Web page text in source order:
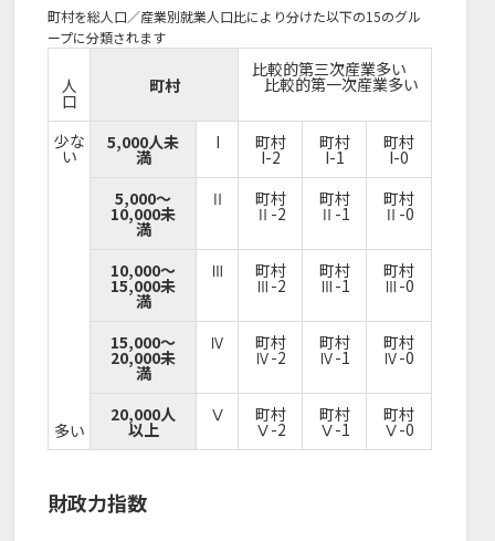
町村を総人口／産業別就業人口比により分けた以下の15のグル
ープに分類されます
人
口
町村
比較的第三次産業多い
比較的第一次産業多い
少な
い
多い
5,000人未
満
I 町村
I-2
町村
I-1
町村
I-0
5,000～
10,000未
満
Ⅱ 町村
Ⅱ-2
町村
Ⅱ-1
町村
Ⅱ-0
10,000～
15,000未
満
Ⅲ 町村
Ⅲ-2
町村
Ⅲ-1
町村
Ⅲ-0
15,000～
20,000未
満
Ⅳ 町村
Ⅳ-2
町村
Ⅳ-1
町村
Ⅳ-0
20,000人
以上
Ⅴ 町村
Ⅴ-2
町村
Ⅴ-1
町村
Ⅴ-0
財政力指数